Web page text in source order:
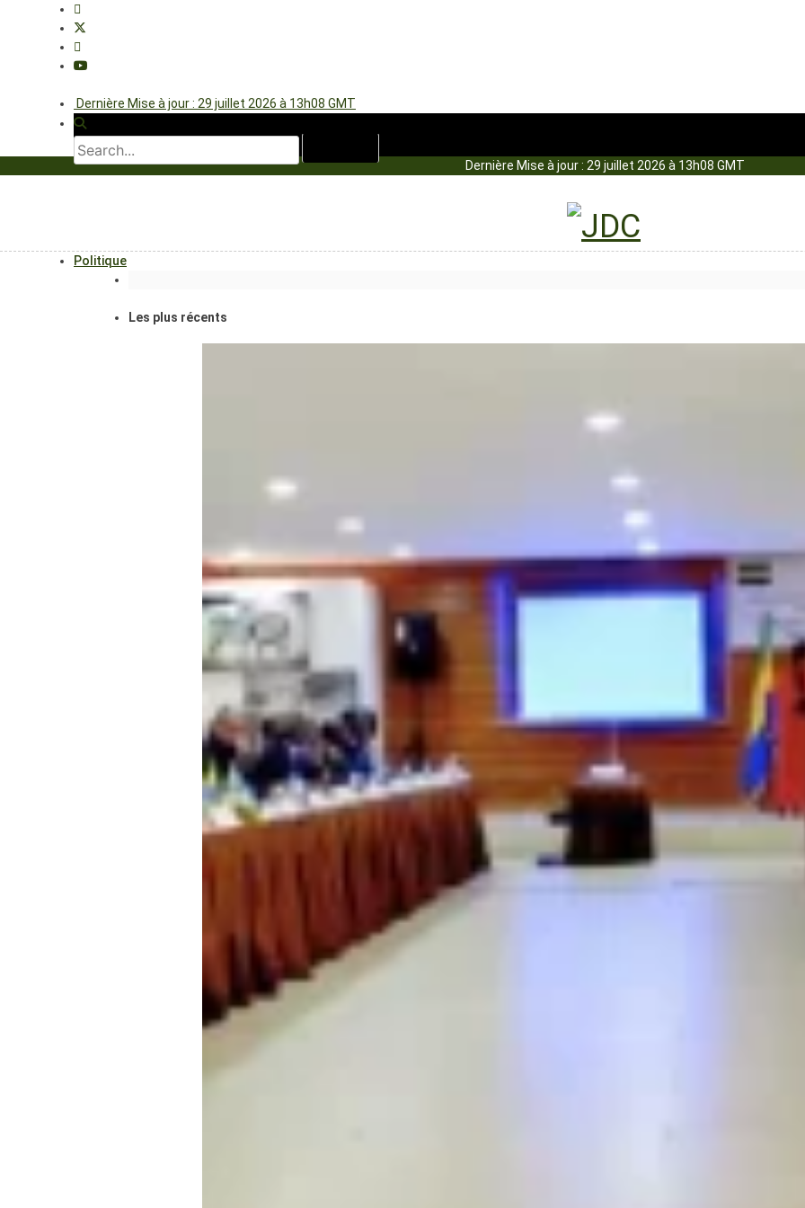
Dernière Mise à jour : 29 juillet 2026 à 13h08 GMT
Dernière Mise à jour : 29 juillet 2026 à 13h08 GMT
Politique
Les plus récents